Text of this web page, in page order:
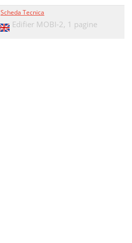
Scheda Tecnica
Edifier MOBI-2, 1 pagine